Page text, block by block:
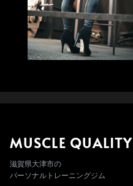
MUSCLE QUALITY
滋賀県大津市の
パーソナルトレーニングジム